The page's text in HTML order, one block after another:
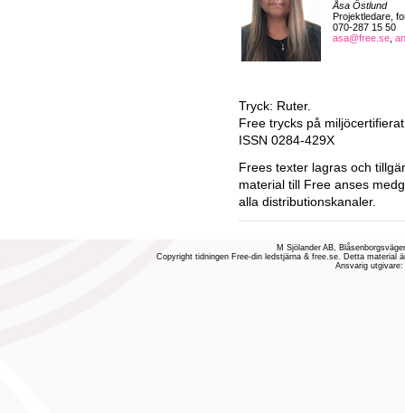
Åsa Östlund
Projektledare,
070-287 15 50
asa@free.se,
Tryck: Ruter.
Free trycks på
ISSN 0284-429X
Frees texter lagras och
material till Free anses
alla distributionskanaler.
M Sjölander AB,
Copyright tidningen Free-din ledstjärna & free.se. Detta material
Ansvarig